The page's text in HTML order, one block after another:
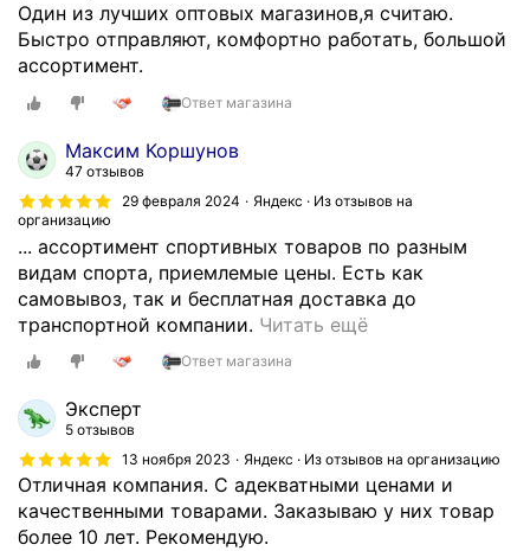
Один из лучших оптовых магазинов,я считаю.
Быстро отправляют, комфортно работать, большой
ассортимент.
Ответ магазина
Максим Коршунов
47 отзывов
29 февраля 2024
Яндекс · Из отзывов на
организацию
... ассортимент спортивных товаров по разным
видам спорта, приемлемые цены. Есть как
самовывоз, так и бесплатная доставка до
транспортной компании. Читать ещёБ
о
й
а
Ответ магазина
Эксперт
5 отзывов
13 ноября 2023
Яндекс · Из отзывов на организацию
Отличная компания. С адекватными ценами и
качественными товарами. Заказываю у них товар
более 10 лет. Рекомендую.